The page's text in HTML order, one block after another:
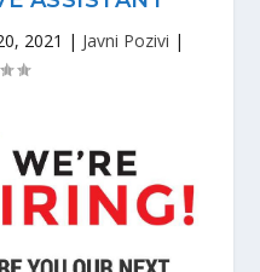
2021 | Javni Pozivi |